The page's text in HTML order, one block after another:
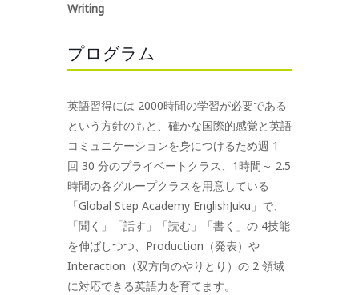
Writing
プログラム
英語習得には 2000時間の学習が必要である
という方針のもと、確かな国際的感覚と英語
コミュニケーションを身につけるため週 1
回 30 分のプライベートクラス、1時間～ 2.5
時間の各グループクラスを用意している
「Global Step Academy EnglishJuku」で、
「聞く」「話す」「読む」「書く」の 4技能
を伸ばしつつ、Production（発表）や
Interaction（双方向のやりとり）の 2 領域
に対応できる英語力を育てます。